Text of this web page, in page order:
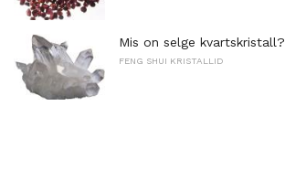
Mis on selge kvartskristall?
FENG SHUI KRISTALLID